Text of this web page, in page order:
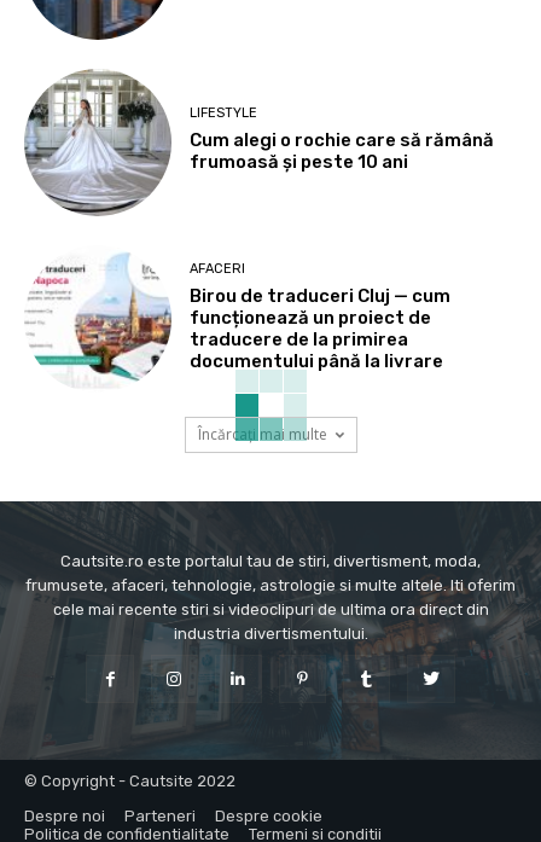
LIFESTYLE
Cum alegi o rochie care să rămână
frumoasă și peste 10 ani
AFACERI
Birou de traduceri Cluj — cum
funcționează un proiect de
traducere de la primirea
documentului până la livrare
Încărcați mai multe
Cautsite.ro este portalul tau de stiri, divertisment, moda,
frumusete, afaceri, tehnologie, astrologie si multe altele. Iti oferim
cele mai recente stiri si videoclipuri de ultima ora direct din
industria divertismentului.
© Copyright - Cautsite 2022
Despre noi
Parteneri
Despre cookie
Politica de confidentialitate
Termeni si conditii